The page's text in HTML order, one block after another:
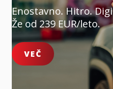
Enostavno. Hitro.
Že od 239 EUR/leto.
VEČ